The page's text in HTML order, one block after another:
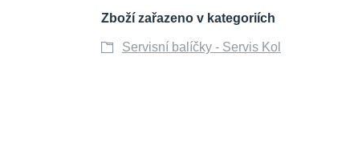
Zboží zařazeno v kategoriích
Servisní balíčky - Servis Kol